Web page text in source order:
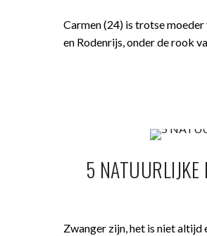
Carmen (24) is trotse
en Rodenrijs, onder de rook
5 NATUURLIJKE
Zwanger zijn, het is niet altijd